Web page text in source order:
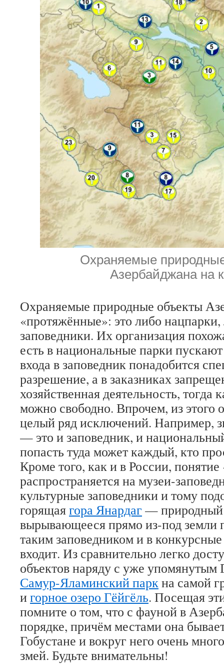
Охраняемые
Азербайджана на
Охраняемые природные объекты
«протяжённые»: это либо нацпарки,
заповедники. Их организация
есть в национальные парки
входа в заповедник понадобится
разрешение, а в заказниках
хозяйственная деятельность, тогда
можно свободно. Впрочем, из этого
целый ряд исключений. Например,
— это и заповедник, и
попасть туда может каждый, кто
Кроме того, как и в России, понятие
распространяется на музеи-
культурные заповедники и тому
горящаягора Янардаг — природный
вырывающееся прямо из-под земли
таким заповедником и в
входит. Из сравнительно легко
объектов наряду с уже упомянутым
Самур-Яламинский паркна самой
игорное озеро Гёйгёль. Посещая
помните о том, что с фауной в
порядке, причём местами она
Гобустане и вокруг него очень
змей. Будьте внимательны!